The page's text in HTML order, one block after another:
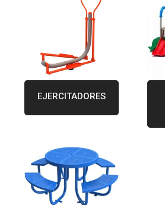
EJERCITADORES